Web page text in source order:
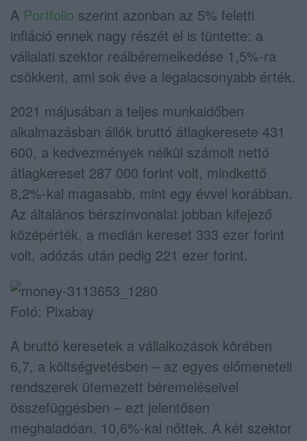
A Portfolio szerint azonban az 5% feletti
infláció ennek nagy részét el is tüntette: a
vállalati szektor reálbéremelkedése 1,5%-ra
csökkent, ami sok éve a legalacsonyabb érték.
2021 májusában a teljes munkaidőben
alkalmazásban állók bruttó átlagkeresete 431
600, a kedvezmények nélkül számolt nettó
átlagkereset 287 000 forint volt, mindkettő
8,2%-kal magasabb, mint egy évvel korábban.
Az általános bérszínvonalat jobban kifejező
középérték, a medián kereset 333 ezer forint
volt, adózás után pedig 221 ezer forint.
Fotó: Pixabay
A bruttó keresetek a vállalkozások körében
6,7, a költségvetésben – az egyes előmeneteli
rendszerek ütemezett béremeléseivel
összefüggésben – ezt jelentősen
meghaladóan, 10,6%-kal nőttek. A két szektor